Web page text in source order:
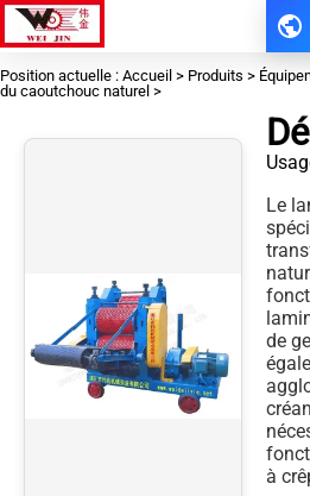
Position actuelle : Accueil > Produits >
du caoutchouc naturel >
Le
de
à